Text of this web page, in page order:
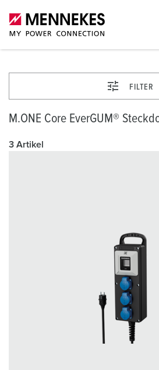
FILTER
M.ONE Core EverGUM®
3 Artikel